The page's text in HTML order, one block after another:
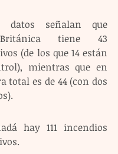
datos señalan que
tiene 43
(de los que 14 están
mientras que en
total es de 44 (con dos
hay 111 incendios